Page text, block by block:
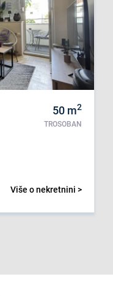
50 m2
TROSOBAN
Više o nekretnini >